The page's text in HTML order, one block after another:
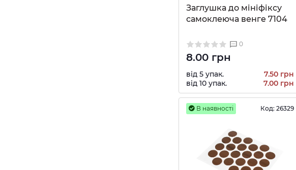
Заглушка до мініфіксу
самоклеюча венге 7104
0
8.00 грн
від 5 упак.
7.50 грн
від 10 упак.
7.00 грн
В наявності Код: 26329